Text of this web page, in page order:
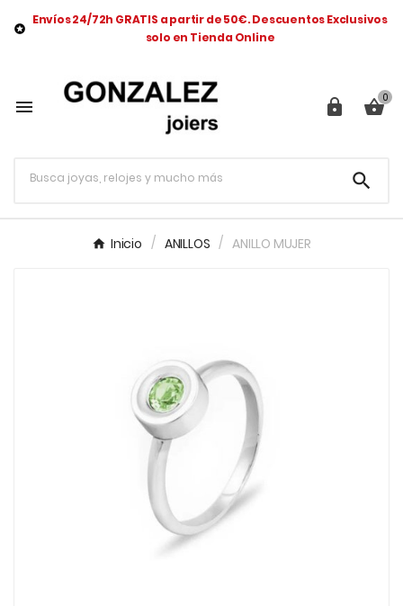

Envíos 24/72h GRATIS a partir de 50€. Descuentos Exclusivos
solo en Tienda Online
  0

Inicio ANILLOS ANILLO MUJER